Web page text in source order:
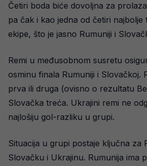
Četiri boda biće dovoljna za
pa čak i kao jedna od četiri najbolje
ekipe, što je jasno Rumuniji i
Remi u međusobnom susretu
osminu finala Rumuniji i Slovačkoj.
prva ili druga (ovisno o rezultatu
Slovačka treća. Ukrajini remi ne
najlošiju gol-razliku u grupi.
Situacija u grupi postaje ključna za
Slovačku i Ukrajinu. Rumunija ima